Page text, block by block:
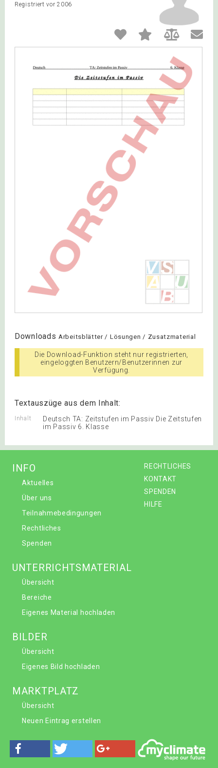
Registriert vor 2006
Downloads Arbeitsblätter / Lösungen / Zusatzmaterial
Die Download-Funktion steht nur registrierten,
eingeloggten Benutzern/Benutzerinnen zur
Verfügung.
Textauszüge aus dem Inhalt:
Inhalt
Deutsch TA: Zeitstufen im Passiv Die Zeitstufen
im Passiv 6. Klasse
RECHTLICHES
KONTAKT
SPENDEN
HILFE
INFO
Aktuelles
Über uns
Teilnahmebedingungen
Rechtliches
Spenden
UNTERRICHTSMATERIAL
Übersicht
Bereiche
Eigenes Material hochladen
BILDER
Übersicht
Eigenes Bild hochladen
MARKTPLATZ
Übersicht
Neuen Eintrag erstellen